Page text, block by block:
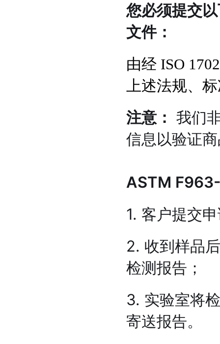
您必须提交
文件：
由经 ISO
上述法规、
注意： 我们
信息以验证
ASTM
1. 客户提交
2. 收到样品
检测报告；
3. 实验室将
寄送报告。